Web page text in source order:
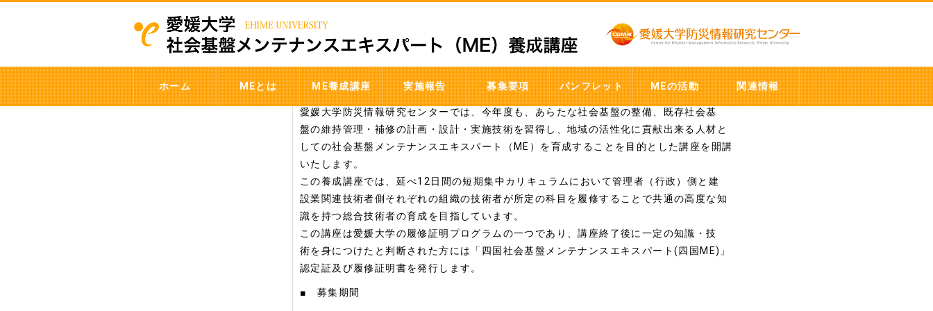
ホーム MEとは ME養成講座 実施報告 募集要項 パンフレット MEの活動 関連情報
Contents
令和2年度社会基盤メンテナンスエキスパート（ＭＥ）養
成講座受講者募集について
愛媛大学防災情報研究センターでは、今年度も、あらたな社会基盤の整備、既存社会基
盤の維持管理・補修の計画・設計・実施技術を習得し、地域の活性化に貢献出来る人材と
しての社会基盤メンテナンスエキスパート（ME）を育成することを目的とした講座を開講
いたします。
この養成講座では、延べ12日間の短期集中カリキュラムにおいて管理者（行政）側と建
設業関連技術者側それぞれの組織の技術者が所定の科目を履修することで共通の高度な知
識を持つ総合技術者の育成を目指しています。
この講座は愛媛大学の履修証明プログラムの一つであり、講座終了後に一定の知識・技
術を身につけたと判断された方には「四国社会基盤メンテナンスエキスパート(四国ME)」
認定証及び履修証明書を発行します。
■ 募集期間